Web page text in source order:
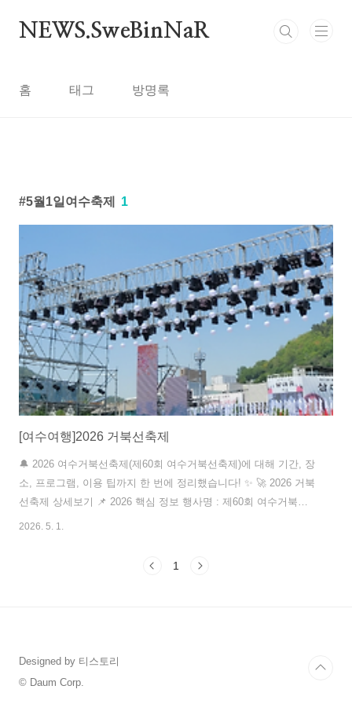
NEWS.SweBinNaR
홈 태그 방명록
5월1일여수축제 1
[여수여행]2026 거북선축제
🔔 2026 여수거북선축제(제60회 여수거북선축제)에 대해 기간, 장
소, 프로그램, 이용 팁까지 한 번에 정리했습니다! ✨ 🚀 2026 거북
선축제 상세보기 📌 2026 핵심 정보 행사명 : 제60회 여수거북선
축제 기간 : 2026년 5월 1일(목) ~ 5월 3일(토) 장소 : 전남 여수시
2026. 5. 1.
1
Designed by 티스토리
© Daum Corp.